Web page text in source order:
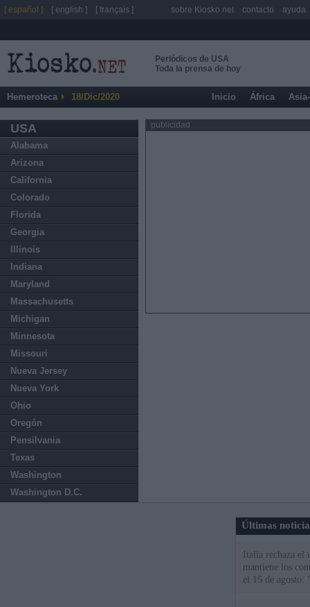
Periódicos de USA
Toda la prensa de hoy
Hemeroteca 18/Dic/2020 Inicio África
USA
Alabama
Arizona
California
Colorado
Florida
Georgia
Illinois
Indiana
Maryland
Massachusetts
Michigan
Minnesota
Missouri
Nueva Jersey
Nueva York
Ohio
Oregón
Pensilvania
Texas
Washington
Washington D.C.
publicidad
Últimas
Italia rechaza
mantiene los
el 15 de agosto:
[ español ] [ english ] [ français ] sobre Kiosko.net contacto ayuda